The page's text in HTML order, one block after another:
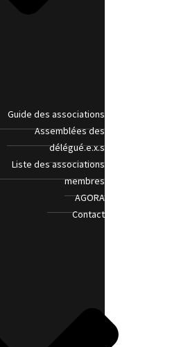
Guide des associations
Assemblées des
délégué.e.x.s
Liste des associations
membres
AGORA
Contact